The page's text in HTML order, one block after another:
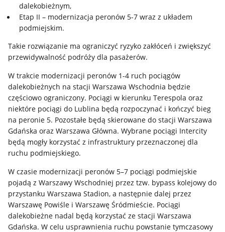
dalekobieżnym,
Etap II – modernizacja peronów 5-7 wraz z układem
podmiejskim.
Takie rozwiązanie ma ograniczyć ryzyko zakłóceń i zwiększyć
przewidywalność podróży dla pasażerów.
W trakcie modernizacji peronów 1-4 ruch pociągów
dalekobieżnych na stacji Warszawa Wschodnia będzie
częściowo ograniczony. Pociągi w kierunku Terespola oraz
niektóre pociągi do Lublina będą rozpoczynać i kończyć bieg
na peronie 5. Pozostałe będą skierowane do stacji Warszawa
Gdańska oraz Warszawa Główna. Wybrane pociągi Intercity
będą mogły korzystać z infrastruktury przeznaczonej dla
ruchu podmiejskiego.
W czasie modernizacji peronów 5–7 pociągi podmiejskie
pojadą z Warszawy Wschodniej przez tzw. bypass kolejowy do
przystanku Warszawa Stadion, a następnie dalej przez
Warszawę Powiśle i Warszawę Śródmieście. Pociągi
dalekobieżne nadal będą korzystać ze stacji Warszawa
Gdańska. W celu usprawnienia ruchu powstanie tymczasowy